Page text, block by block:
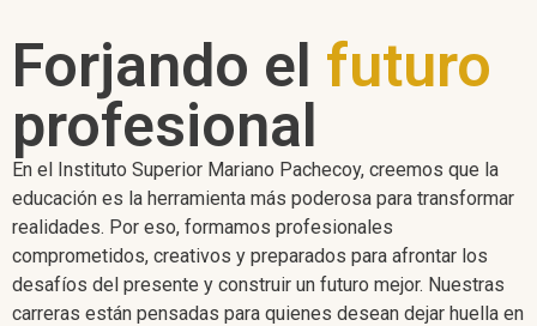
Forjando el futuro
profesional
En el Instituto Superior Mariano Pachecoy, creemos que la
educación es la herramienta más poderosa para transformar
realidades. Por eso, formamos profesionales
comprometidos, creativos y preparados para afrontar los
desafíos del presente y construir un futuro mejor. Nuestras
carreras están pensadas para quienes desean dejar huella en